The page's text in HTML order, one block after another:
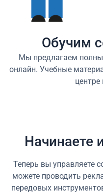
Обучим
Мы предлагаем
онлайн. Учебные
Начинаете
Теперь вы управляете
можете проводить
передовых